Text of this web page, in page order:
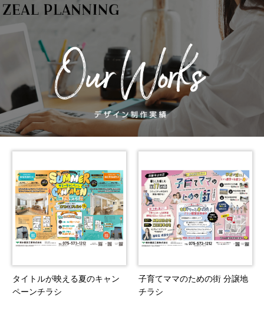
タイトルが映える夏のキャン
ペーンチラシ
子育てママのための街 分譲地
チラシ